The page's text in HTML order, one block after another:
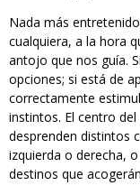
Nada más
cualquiera, a la hora
antojo que nos guía.
opciones; si está de
correctamente
instintos. El centro
desprenden distintos
izquierda o derecha,
destinos que